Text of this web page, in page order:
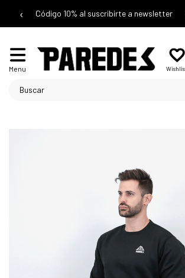
‹ Código 10% al suscribirte a newsletter
Menu